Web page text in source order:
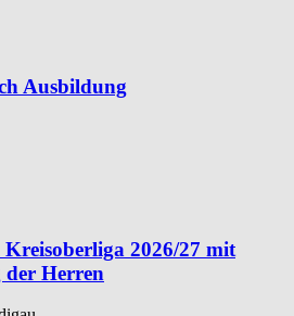
Ausbildung
2026/27 mit
der Herren